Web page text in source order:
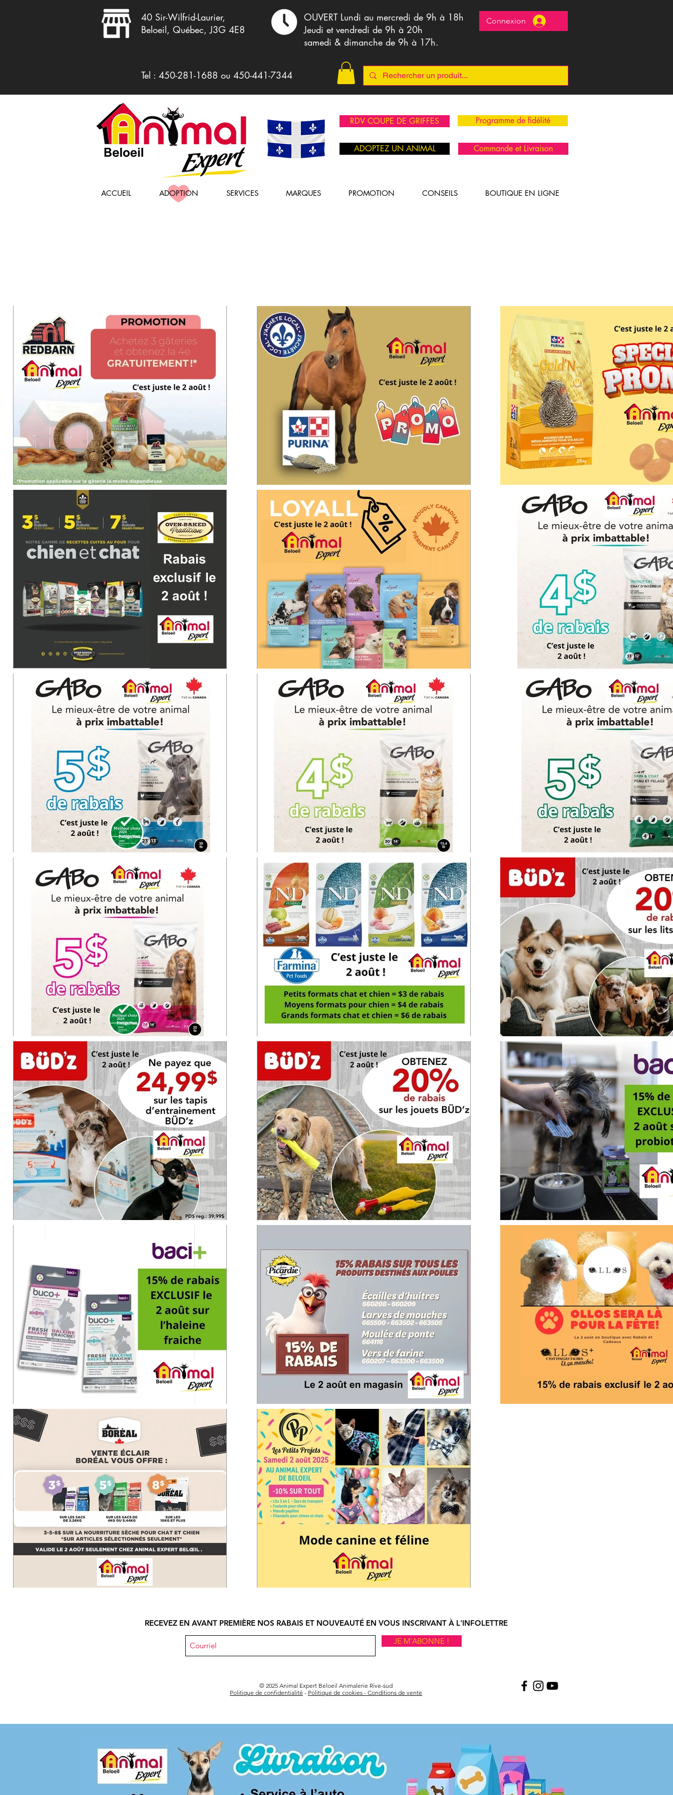
40 Sir-Wilfrid-Laurier,
Beloeil, Québec, J3G 4E8
OUVERT Lundi au mercredi de 9h à 18h
Jeudi et vendredi de 9h à 20h
samedi & dimanche de 9h à 17h.
Connexion
Tel : 450-281-1688 ou 450-441-7344
RDV COUPE DE GRIFFES Programme de fidélité
ADOPTEZ UN ANIMAL Commande et Livraison
ACCUEIL ADOPTION SERVICES MARQUES PROMOTION CONSEILS BOUTIQUE EN LIGNE
RECEVEZ EN AVANT PREMIÈRE NOS RABAIS ET NOUVEAUTÉ EN VOUS INSCRIVANT À L'INFOLETTRE
JE M'ABONNE !
© 2025 Animal Expert Beloeil Animalerie Rive-sud
Politique de confidentialité - Politique de cookies - Conditions de vente